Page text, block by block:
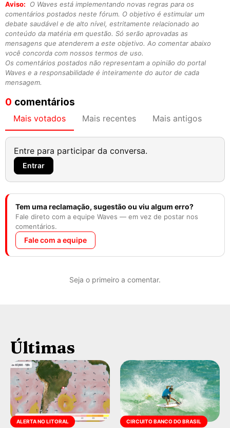
Aviso:
O Waves está implementando novas regras para os
comentários postados neste fórum. O objetivo é estimular um
debate saudável e de alto nível, estritamente relacionado ao
conteúdo da matéria em questão. Só serão aprovadas as
mensagens que atenderem a este objetivo. Ao comentar abaixo
você concorda com nossos termos de uso.
Os comentários postados não representam a opinião do portal
Waves e a responsabilidade é inteiramente do autor de cada
mensagem.
0 comentários
Mais votados Mais recentes Mais antigos
Entre para participar da conversa.
Entrar
Tem uma reclamação, sugestão ou viu algum erro?
Fale direto com a equipe Waves — em vez de postar nos
comentários.
Fale com a equipe
Seja o primeiro a comentar.
Últimas
ALERTA NO LITORAL CIRCUITO BANCO DO BRASIL